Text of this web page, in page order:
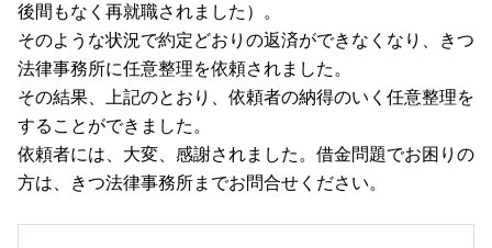
後間もなく再就職されました）。
そのような状況で約定どおりの返済ができなくなり、きつ
法律事務所に任意整理を依頼されました。
その結果、上記のとおり、依頼者の納得のいく任意整理を
することができました。
依頼者には、大変、感謝されました。借金問題でお困りの
方は、きつ法律事務所までお問合せください。